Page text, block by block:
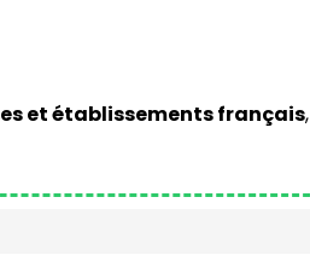
et établissements français,